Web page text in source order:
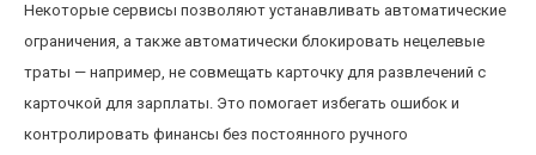
Некоторые сервисы позволяют устанавливать автоматические
ограничения, а также автоматически блокировать нецелевые
траты — например, не совмещать карточку для развлечений с
карточкой для зарплаты. Это помогает избегать ошибок и
контролировать финансы без постоянного ручного